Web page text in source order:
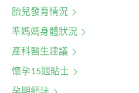
胎兒發育情況
準媽媽身體狀況
產科醫生建議
懷孕15週貼士
孕期網誌